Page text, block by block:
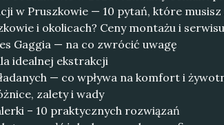
w Pruszkowie — 10 pytań, które musisz
i okolicach? Ceny montażu i
Gaggia — na co zwrócić uwagę
idealnej ekstrakcji
— co wpływa na komfort i
zalety i wady
– 10 praktycznych rozwiązań